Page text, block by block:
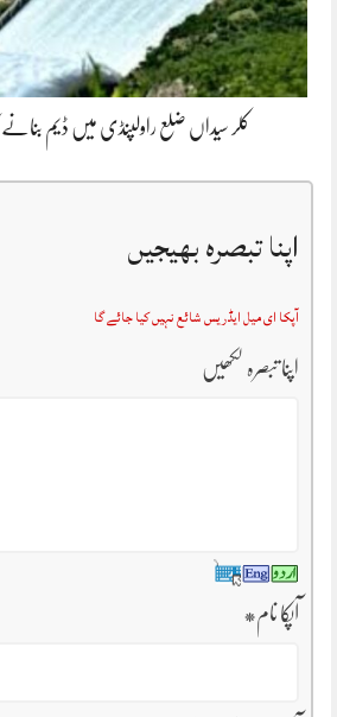
کلر سیداں ضلع راولپنڈی میں ڈیم بنانے
اپنا تبصرہ بھیجیں
آپکا ای میل ایڈریس شائع نہیں کیا جائے گا
اپنا تبصرہ لکھیں
آپکا نام*